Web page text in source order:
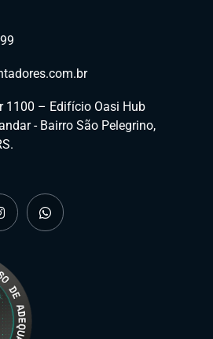
1100 – Edifício Oasi Hub
- Bairro São Pelegrino,